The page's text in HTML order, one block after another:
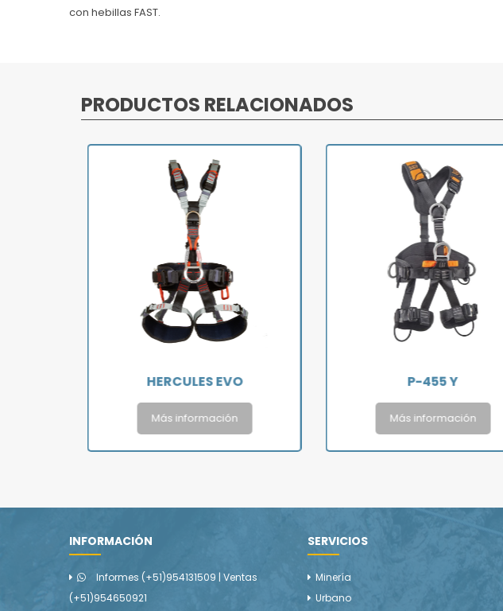
con hebillas FAST.
PRODUCTOS RELACIONADOS
HERCULES EVO
Más información
P-455 Y
Más información
INFORMACIÓN
Informes (+51)954131509 | Ventas
(+51)954650921
SERVICIOS
Minería
Urbano